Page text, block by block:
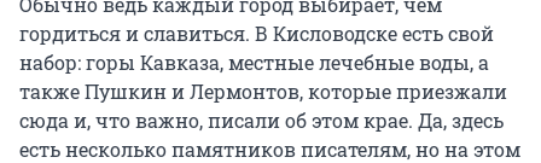
гордиться и славиться. В Кисловодске есть свой
набор: горы Кавказа, местные лечебные воды, а
также Пушкин и Лермонтов, которые приезжали
сюда и, что важно, писали об этом крае. Да, здесь
есть несколько памятников писателям, но на этом